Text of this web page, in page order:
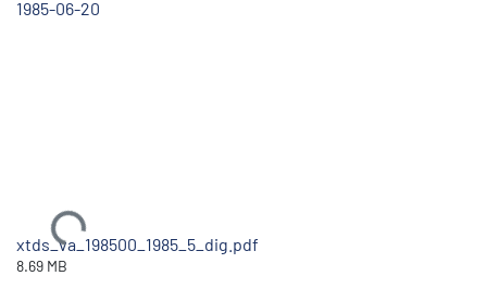
1985-06-20
Ladataan...
xtds_va_198500_1985_5_dig.pdf
8.69 MB